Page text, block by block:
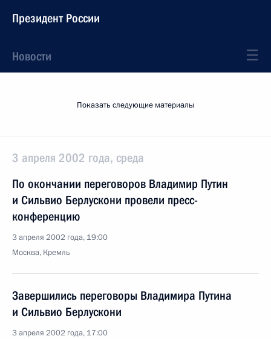
Президент России
Новости
Показать следующие материалы
3 апреля 2002 года, среда
По окончании переговоров Владимир Путин
и Сильвио Берлускони провели пресс-
конференцию
3 апреля 2002 года, 19:00
Москва, Кремль
Завершились переговоры Владимира Путина
и Сильвио Берлускони
3 апреля 2002 года, 17:00